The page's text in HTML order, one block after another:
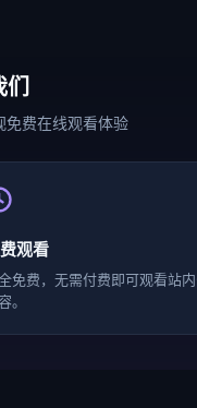
免费在线观看体验
观看
免费，无需付费即可观看站
。